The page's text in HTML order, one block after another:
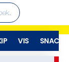
VIS SNACKS